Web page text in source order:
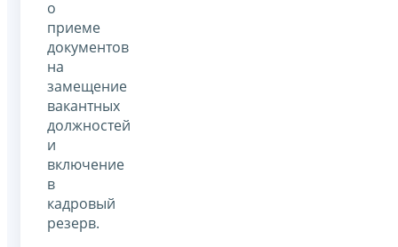
о
приеме
документов
на
замещение
вакантных
должностей
и
включение
в
кадровый
резерв.